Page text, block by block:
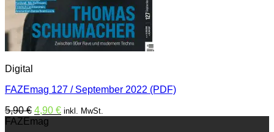
Digital
FAZEmag 127 / September 2022 (PDF)
5,90€ Ursprünglicher
Preis
4,90 €Aktueller
inkl. MwSt.
FAZEmag